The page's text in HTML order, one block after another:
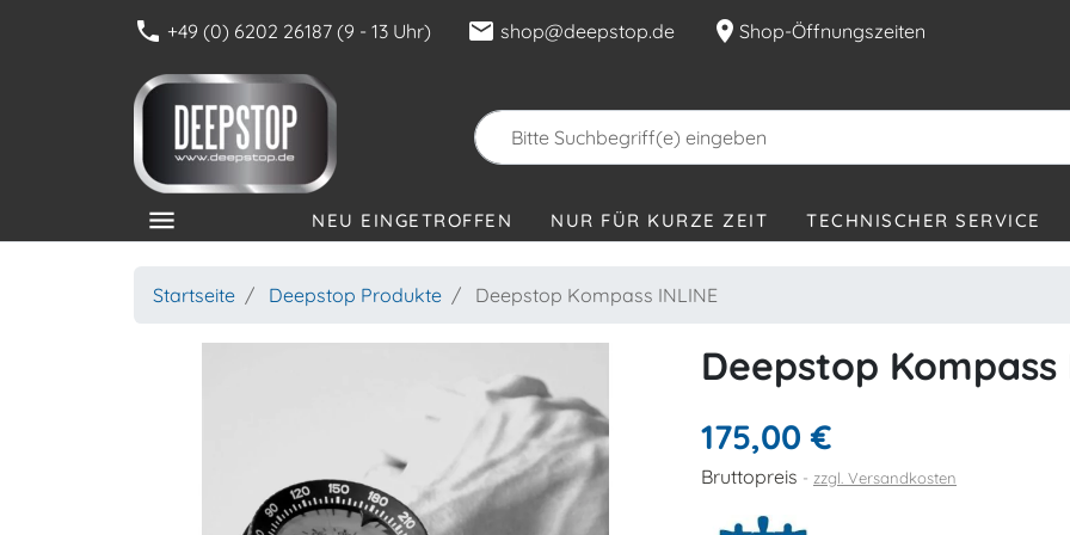
phone +49 (0) 6202 26187 (9 - 13 Uhr) mail shop@deepstop.de location_on Shop-Öffnungszeiten
menu NEU EINGETROFFEN NUR FÜR KURZE ZEIT TECHNISCHER SERVICE
Startseite Deepstop Produkte Deepstop Kompass INLINE
Deepstop Kompass
175,00 €
Bruttopreis zzgl. Versandkosten